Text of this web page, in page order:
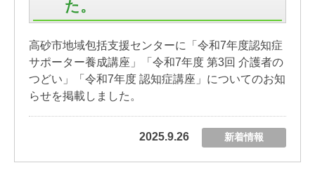
た。
高砂市地域包括支援センターに「令和7年度認知症
サポーター養成講座」「令和7年度 第3回 介護者の
つどい」「令和7年度 認知症講座」についてのお知
らせを掲載しました。
2025.9.26 新着情報